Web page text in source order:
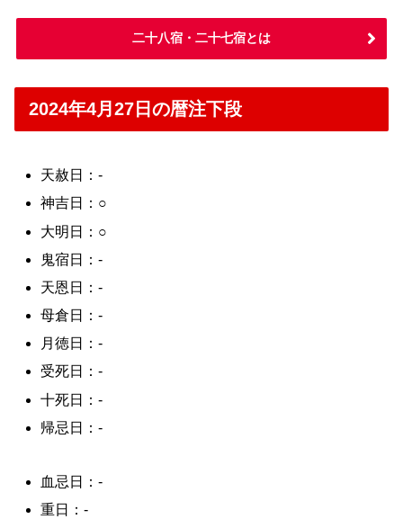
二十八宿・二十七宿とは
2024年4月27日の暦注下段
天赦日：-
神吉日：○
大明日：○
鬼宿日：-
天恩日：-
母倉日：-
月徳日：-
受死日：-
十死日：-
帰忌日：-
血忌日：-
重日：-